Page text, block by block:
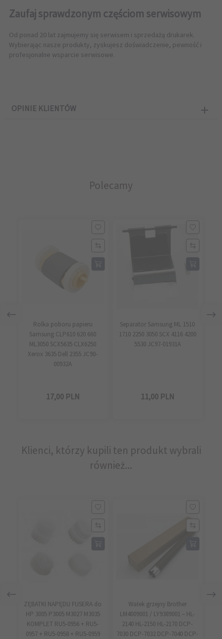
Zaufaj sprawdzonym częściom serwisowym
Od ponad 20 lat zajmujemy się serwisem i sprzedażą drukarek.
Wybierając nasze produkty, zyskujesz doświadczenie, pewność i
profesjonalne wsparcie serwisowe.
OPINIE KLIENTÓW
Polecamy
Rolka poboru papieru
Samsung CLP610 620 660
ML3050 SCX5635 CLX6250
Xerox 3635 Dell 2355 JC90-
00932A
17,00 PLN
Separator Samsung ML 1510
1710 2250 3050 SCX 4116 4200
5530 JC97-01931A
11,00 PLN
Klienci, którzy kupili ten produkt wybrali
również...
ZĘBATKI NAPĘDU FUSERA do
HP 3005 P3005 M3027 M3035
KOMPLET RU5-0956 + RU5-
0957 + RU5-0958 + RU5-0959
Wałek grzejny Brother
LM4009001 / LY9389001 – HL-
2140 HL-2150 HL-2170 DCP-
7030 DCP-7032 DCP-7040 DCP-